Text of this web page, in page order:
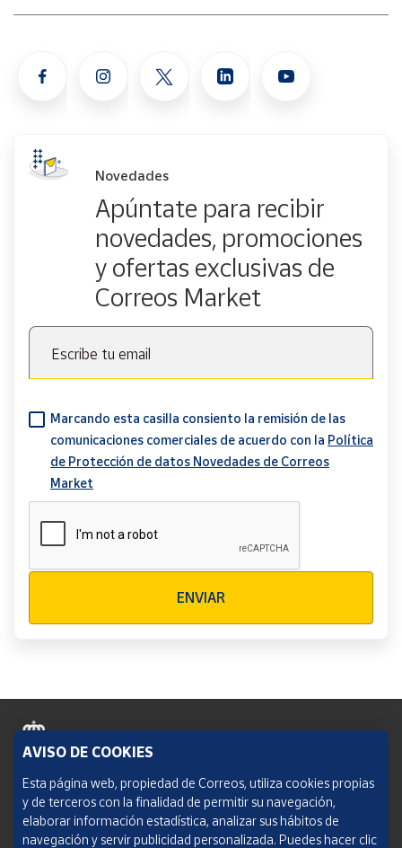
Novedades
Apúntate para recibir
novedades, promociones
y ofertas exclusivas de
Correos Market
Escribe tu email
Marcando esta casilla consiento la remisión de las
comunicaciones comerciales de acuerdo con la Política
de Protección de datos Novedades de Correos
Market
ENVIAR
Política de cookies
Aviso legal
AVISO DE COOKIES
Esta página web, propiedad de Correos, utiliza cookies propias
y de terceros con la finalidad de permitir su navegación,
elaborar información estadística, analizar sus hábitos de
navegación y servir publicidad personalizada. Puedes hacer clic